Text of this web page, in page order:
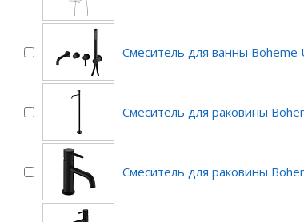
Смеситель для ванны Boheme
Смеситель для раковины
Смеситель для раковины